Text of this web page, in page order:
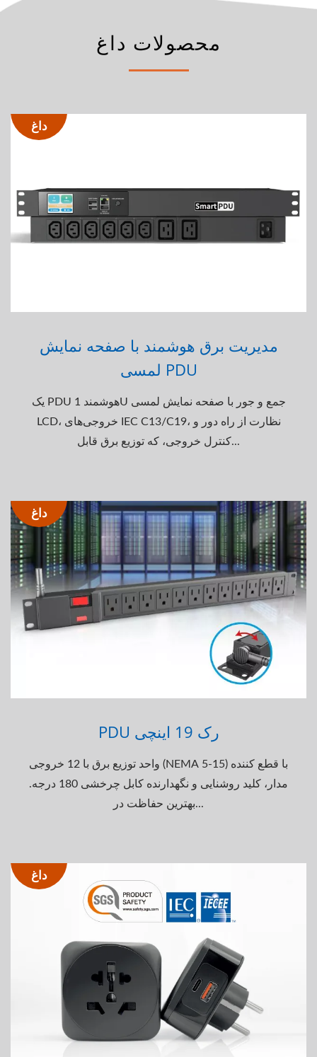
محصولات داغ
داغ
مدیریت برق هوشمند با صفحه نمایش
لمسی PDU
یک PDU هوشمند 1U جمع و جور با صفحه نمایش لمسی
LCD، خروجی‌های IEC C13/C19، نظارت از راه دور و
کنترل خروجی، که توزیع برق قابل...
داغ
PDU رک 19 اینچی
واحد توزیع برق با 12 خروجی (NEMA 5-15) با قطع کننده
مدار، کلید روشنایی و نگهدارنده کابل چرخشی 180 درجه.
بهترین حفاظت در...
داغ